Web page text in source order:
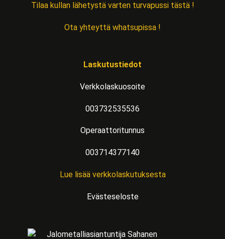
Tilaa kullan lähetystä varten turvapussi tästä !
Ota yhteyttä whatsupissa !
Laskutustiedot
Verkkolaskuosoite
003732535536
Operaattoritunnus
003714377140
Lue lisää verkkolaskutuksesta
Evästeseloste